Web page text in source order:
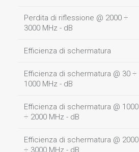
Perdita di riflessione @ 2000 ÷
3000 MHz - dB
Efficienza di schermatura
Efficienza di schermatura @ 30 ÷
1000 MHz - dB
Efficienza di schermatura @ 1000
÷ 2000 MHz - dB
Efficienza di schermatura @ 2000
÷ 3000 MHz - dB